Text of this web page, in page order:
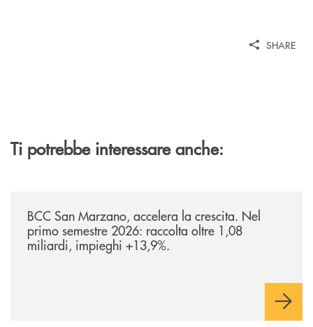
SHARE
Ti potrebbe interessare anche:
BCC San Marzano, accelera la crescita. Nel
primo semestre 2026: raccolta oltre 1,08
miliardi, impieghi +13,9%.